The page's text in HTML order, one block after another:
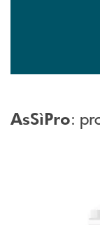
AsSìPro: